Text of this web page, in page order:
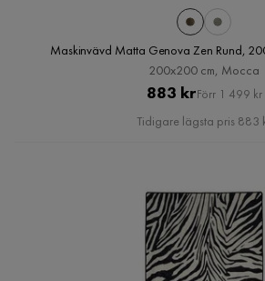
Maskinvävd Matta Genova Zen Rund,
200x200 cm, Mocca
Pris
883 kr Original
Pris
Förr 1 499 kr
Tidigare lägsta pris 883